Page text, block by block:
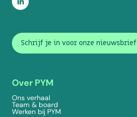
Schrijf je in voor onze nieuwsbrief
Over PYM
Ons verhaal
Team & board
Werken bij PYM